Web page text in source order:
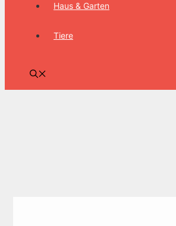
Haus & Garten
Tiere